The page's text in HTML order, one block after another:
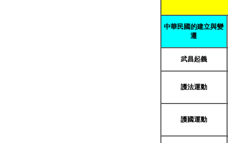
中華民國的建立與變
遷
武昌起義
護法運動
護國運動